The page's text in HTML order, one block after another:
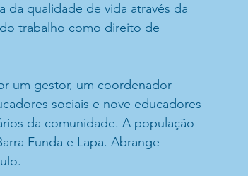
da qualidade de vida através da
trabalho como direito de
um gestor, um coordenador
sociais e nove educadores
da comunidade. A população
Funda e Lapa. Abrange